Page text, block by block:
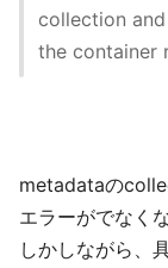
collection
the container
metadataの
エラーがでなく
しかしながら、